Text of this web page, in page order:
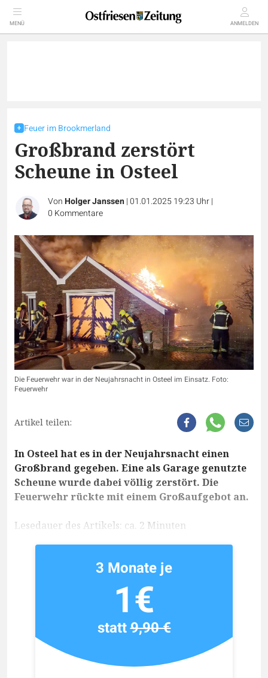
MENÜ ANMELDEN
Feuer im Brookmerland
Großbrand zerstört
Scheune in Osteel
VonHolger Janssen|01.01.2025 19:23 Uhr|
0 Kommentare
Die Feuerwehr war in der Neujahrsnacht in Osteel im Einsatz. Foto:
Feuerwehr
Artikel teilen:
In Osteel hat es in der Neujahrsnacht einen
Großbrand gegeben. Eine als Garage genutzte
Scheune wurde dabei völlig zerstört. Die
Feuerwehr rückte mit einem Großaufgebot an.
Lesedauer des Artikels: ca. 2 Minuten
3 Monate je
1€
statt9,90 €